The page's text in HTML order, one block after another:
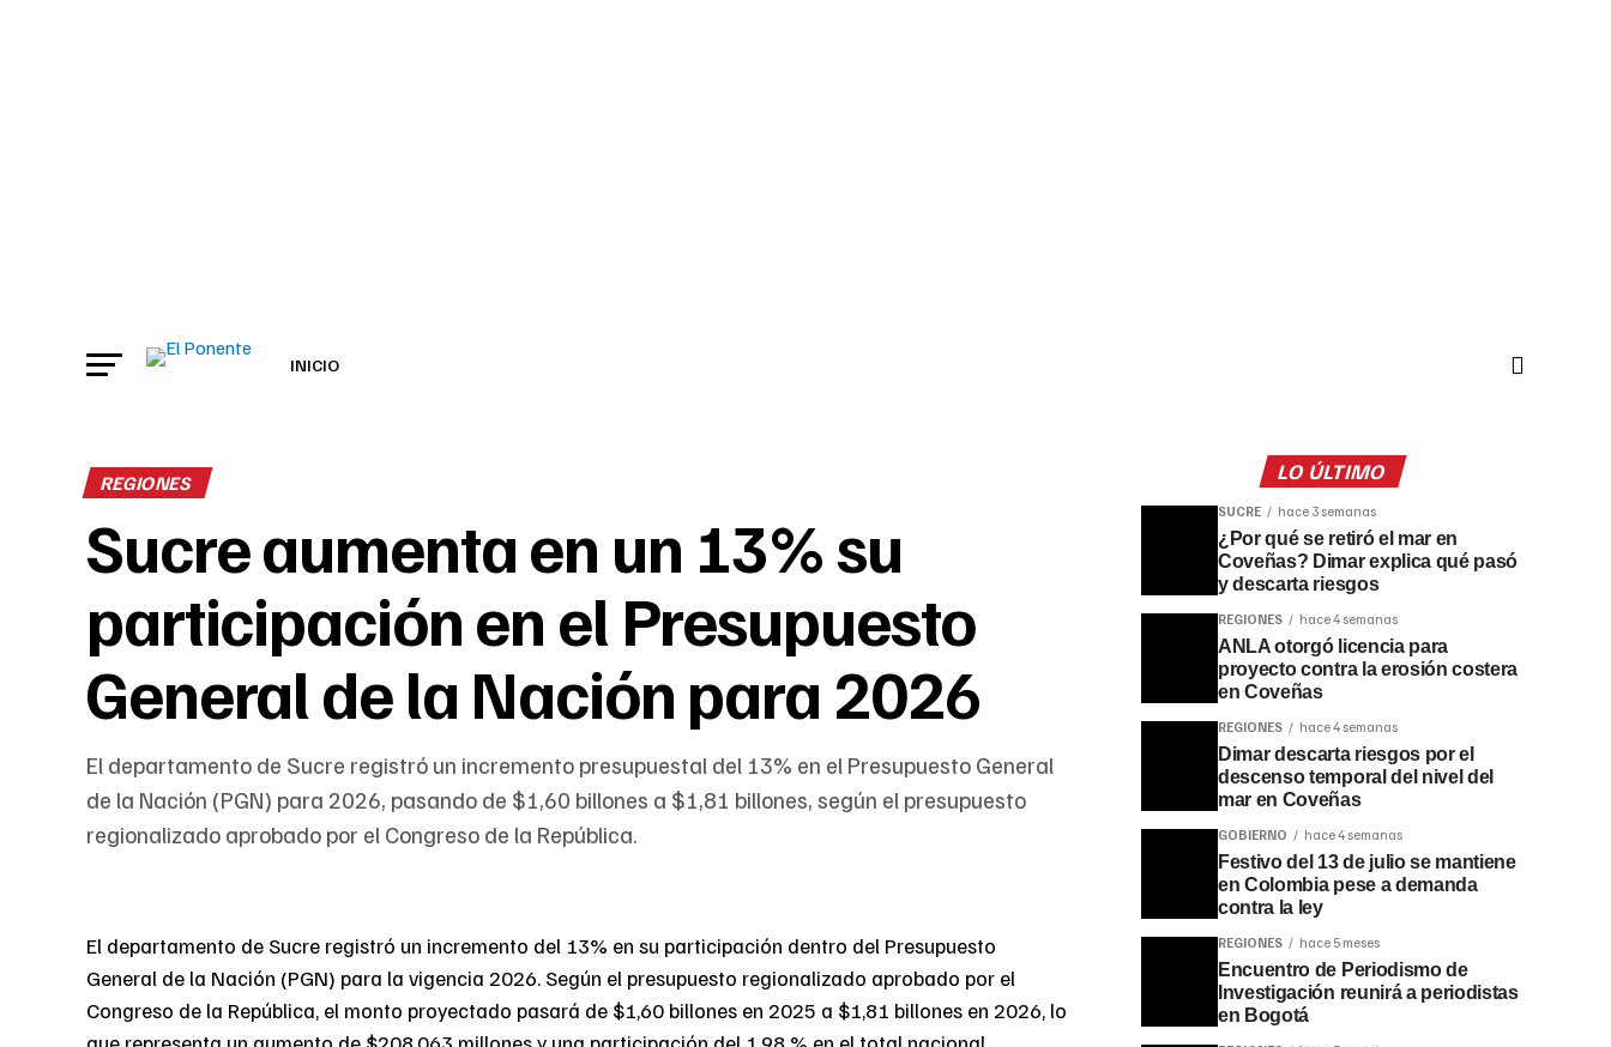
INICIO
REGIONES
Sucre aumenta en un 13% su
participación en el Presupuesto
General de la Nación para 2026
El departamento de Sucre registró un incremento presupuestal del 13% en el Presupuesto General
de la Nación (PGN) para 2026, pasando de $1,60 billones a $1,81 billones, según el presupuesto
regionalizado aprobado por el Congreso de la República.
El departamento de Sucre registró un incremento del 13% en su participación dentro del Presupuesto
General de la Nación (PGN) para la vigencia 2026. Según el presupuesto regionalizado aprobado por el
Congreso de la República, el monto proyectado pasará de $1,60 billones en 2025 a $1,81 billones en 2026, lo
LO ÚLTIMO
SUCRE hace 3 semanas
¿Por qué se retiró el mar en
Coveñas? Dimar explica qué pasó
y descarta riesgos
REGIONES hace 4 semanas
ANLA otorgó licencia para
proyecto contra la erosión costera
en Coveñas
REGIONES hace 4 semanas
Dimar descarta riesgos por el
descenso temporal del nivel del
mar en Coveñas
GOBIERNO hace 4 semanas
Festivo del 13 de julio se mantiene
en Colombia pese a demanda
contra la ley
REGIONES hace 5 meses
Encuentro de Periodismo de
Investigación reunirá a periodistas
en Bogotá